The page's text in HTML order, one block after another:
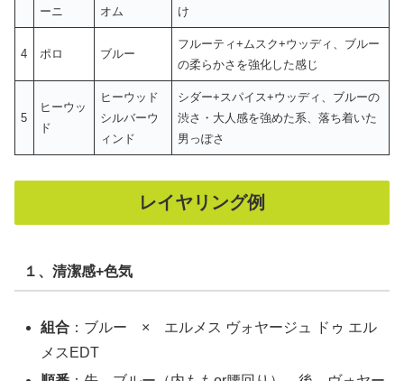
ーニ
オム
け
4 ポロ ブルー
フルーティ+ムスク+ウッディ、ブルー
の柔らかさを強化した感じ
5
ヒーウッ
ド
ヒーウッド
シルバーウ
ィンド
シダー+スパイス+ウッディ、ブルーの
渋さ・大人感を強めた系、落ち着いた
男っぽさ
レイヤリング例
１、清潔感+色気
組合 ：ブルー × エルメス ヴォヤージュ ドゥ エル
メスEDT